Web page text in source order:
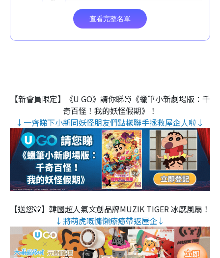
【新會員限定】《U GO》請你睇👹《蠟筆小新劇場版：千
奇百怪！我的妖怪假期》！
↓一齊睇下小新同妖怪朋友們點樣聯手拯救屋企人啦↓
【送您🐯】韓國超人氣文創品牌MUZIK TIGER 冰感風扇！
↓將萌虎嘅慵懶療癒帶返屋企↓